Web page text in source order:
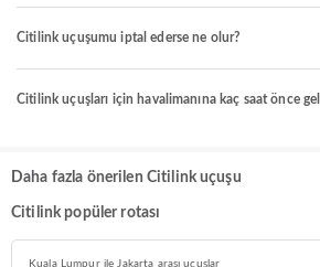
Citilink uçuşumu iptal ederse ne olur?
Citilink uçuşları için havalimanına kaç saat önce
Daha fazla önerilen Citilink uçuşu
Citilink popüler rotası
Kuala Lumpur ile Jakarta arası uçuşlar